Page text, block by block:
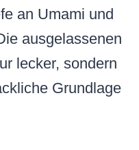
an Umami und
ausgelassenen
lecker, sondern
Grundlage